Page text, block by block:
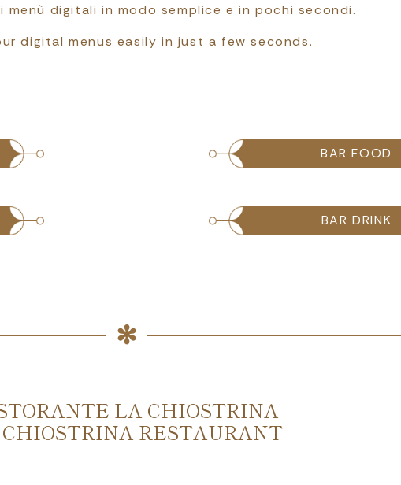
menù digitali in modo semplice e in pochi secondi.
digital menus easily in just a few seconds.
BAR FOOD
BAR DRINK
LA CHIOSTRINA
RESTAURANT